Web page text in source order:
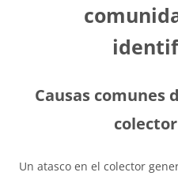
Causas comunes
Un atasco en el colector